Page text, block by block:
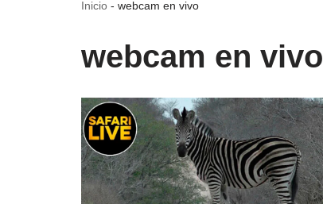
Inicio - webcam en vivo
webcam en vivo